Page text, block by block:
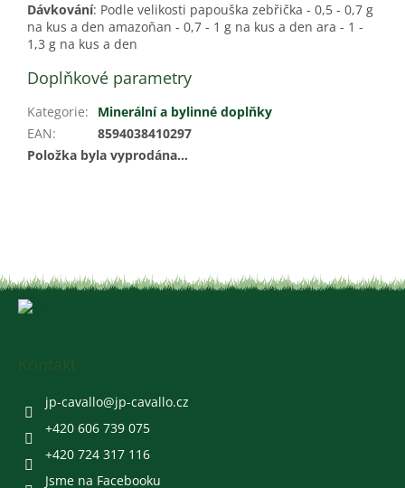
Dávkování: Podle velikosti papouška zebřička - 0,5 - 0,7 g
na kus a den amazoňan - 0,7 - 1 g na kus a den ara - 1 -
1,3 g na kus a den
Doplňkové parametry
Kategorie:
Minerální a bylinné doplňky
EAN:
8594038410297
Položka byla vyprodána…
jp-cavallo@jp-cavallo.cz
+420 606 739 075
+420 724 317 116
Jsme na Facebooku